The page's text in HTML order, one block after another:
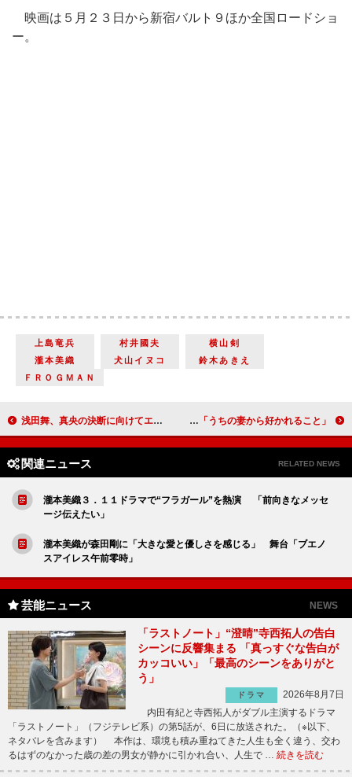
映画は５月２３日から新宿バルト９ほか全国ロードショ
ー。
上島竜兵 村井國夫
横山剣
瀧本美織
犬山イヌコ
鈴木あきえ
ＦＲＯＧＭＡＮ
浅田舞、真央の決断に向けてエール 「どっちの道でも幸せになれる」 松岡修造、自身作詞の応援ソング熱唱 熱弁ふるうも夢は「うちの妻から好かれること」
関連ニュース RELATED NEWS
瀧本美織３．１１ドラマで“フラガール”を熱演 「前向きなメッセ
ージ伝えたい」
瀧本美織が森田剛に「大きな愛と優しさを感じる」 舞台「ブエノ
スアイレス午前零時」
芸能ニュース NEWS
「ラストノート」“澄晴”寺西拓人の告白
シーンに反響集まる 「真っすぐな告白が
カッコいい」「最高のシーンをありがと
う」
ドラマ
2026年8月7日
内田有紀と寺西拓人がダブル主演するドラマ
「ラストノート」（フジテレビ系）の第5話が、6日に放送された。（※以下、
ネタバレを含みます） 本作は、環境も積み重ねてきた人生も全く違う、交わ
るはずのなかった歳の差の男女が静かに引かれ合い、人生で … 続きを読む